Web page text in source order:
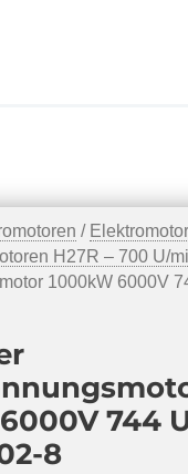
/
H27R – 700 U/
1000kW 6000V
744
8